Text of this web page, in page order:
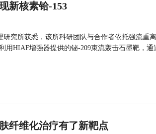
新核素铪-153
研究所获悉，该所科研团队与合作者依托强流重
用HIAF增强器提供的铋-209束流轰击石墨靶，通
纤维化治疗有了新靶点